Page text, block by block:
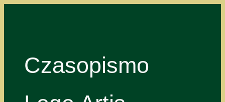
Czasopismo